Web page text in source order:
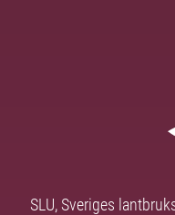
SLU, Sveriges